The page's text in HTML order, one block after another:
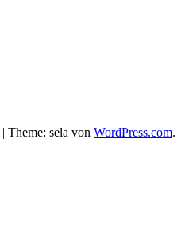
| Theme: sela von WordPress.com.